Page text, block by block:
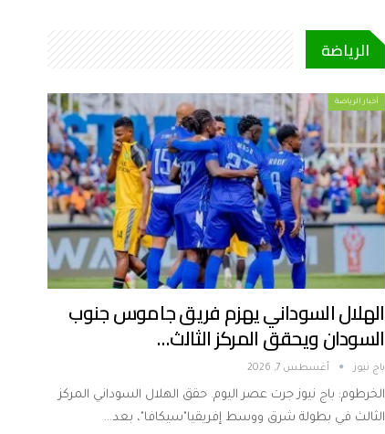
الرياضة
أخبار الرياضة
الهلال السوداني يهزم فريق جاموس جنوب
السودان ويحقق المركز الثالث…
باج نيوز أغسطس 7, 2026
الخرطوم: باج نيوز جرت عصر اليوم. حقق الهلال السوداني المركز
الثالث في بطولة شرق ووسط إفريقيا"سيكافا"، بعد…